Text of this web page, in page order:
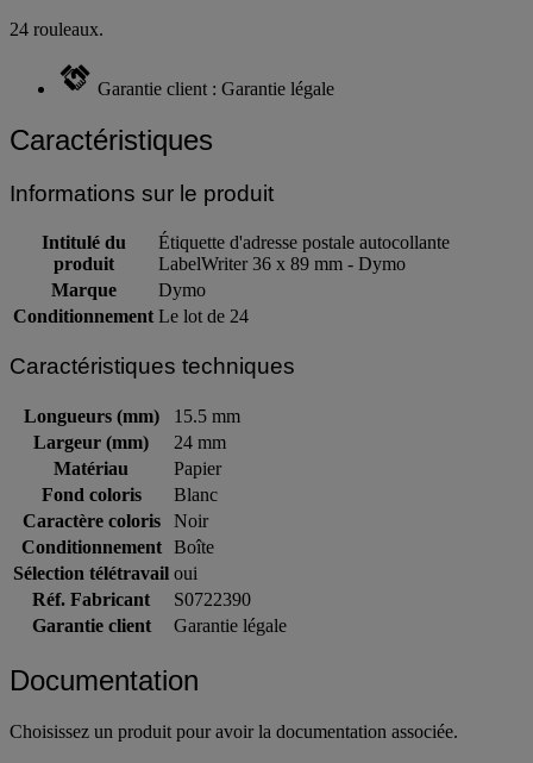
24 rouleaux.
Garantie client : Garantie légale
Caractéristiques
Informations sur le produit
Intitulé du
produit
Étiquette d'adresse postale autocollante
LabelWriter 36 x 89 mm - Dymo
Marque
Dymo
Conditionnement Le lot de 24
Caractéristiques techniques
Longueurs (mm)
15.5 mm
Largeur (mm)
24 mm
Matériau
Papier
Fond coloris
Blanc
Caractère coloris
Noir
Conditionnement
Boîte
Sélection télétravail oui
Réf. Fabricant
S0722390
Garantie client
Garantie légale
Documentation
Choisissez un produit pour avoir la documentation associée.